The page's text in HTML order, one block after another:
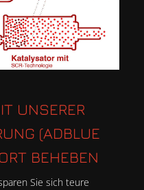
UNSERER
(ADBLUE
BEHEBEN
Sie sich teure